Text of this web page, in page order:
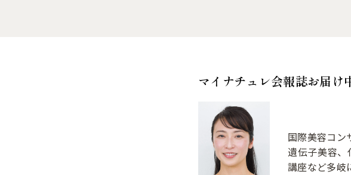
マイナチュレ会報誌お届け
国際美容コン
遺伝子美容、
講座など多岐